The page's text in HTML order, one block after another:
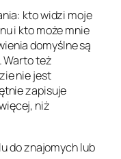
kto widzi moje
i kto może mnie
domyślne są
Warto też
nie jest
zapisuje
niż
do znajomych lub